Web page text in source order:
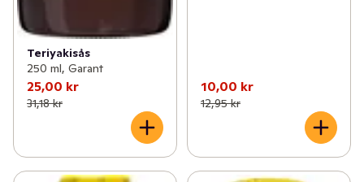
Teriyakisås
250 ml, Garant
25,00 kr
31,18 kr
10,00 kr
12,95 kr